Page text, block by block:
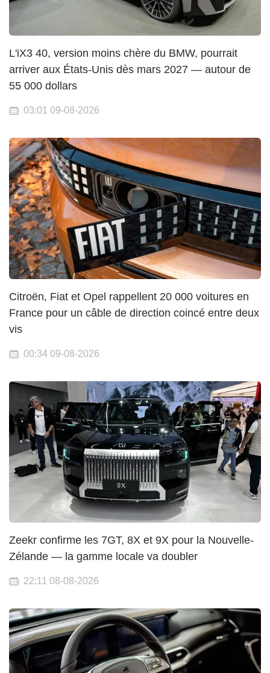
L'iX3 40, version moins chère du BMW, pourrait
arriver aux États-Unis dès mars 2027 — autour de
55 000 dollars
03:01 09-08-2026
Citroën, Fiat et Opel rappellent 20 000 voitures en
France pour un câble de direction coincé entre deux
vis
00:34 09-08-2026
Zeekr confirme les 7GT, 8X et 9X pour la Nouvelle-
Zélande — la gamme locale va doubler
22:11 08-08-2026